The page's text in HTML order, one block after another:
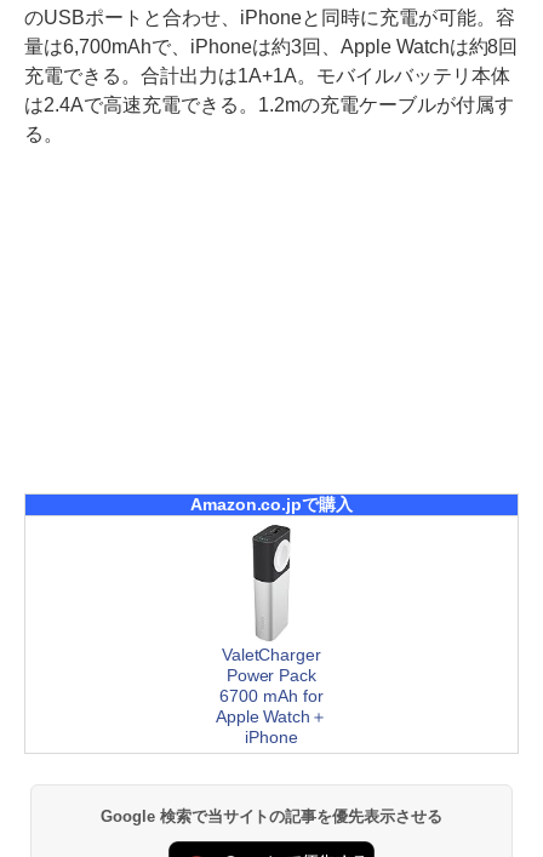
のUSBポートと合わせ、iPhoneと同時に充電が可能。容
量は6,700mAhで、iPhoneは約3回、Apple Watchは約8回
充電できる。合計出力は1A+1A。モバイルバッテリ本体
は2.4Aで高速充電できる。1.2mの充電ケーブルが付属す
る。
Amazon.co.jpで購入
ValetCharger
Power Pack
6700 mAh for
Apple Watch＋
iPhone
Google 検索で当サイトの記事を優先表示させる